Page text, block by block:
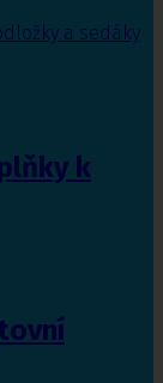
a sedáky
k